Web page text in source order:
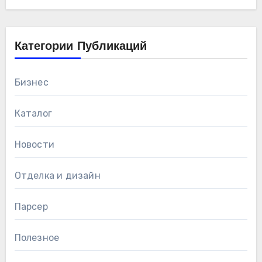
Категории Публикаций
Бизнес
Каталог
Новости
Отделка и дизайн
Парсер
Полезное